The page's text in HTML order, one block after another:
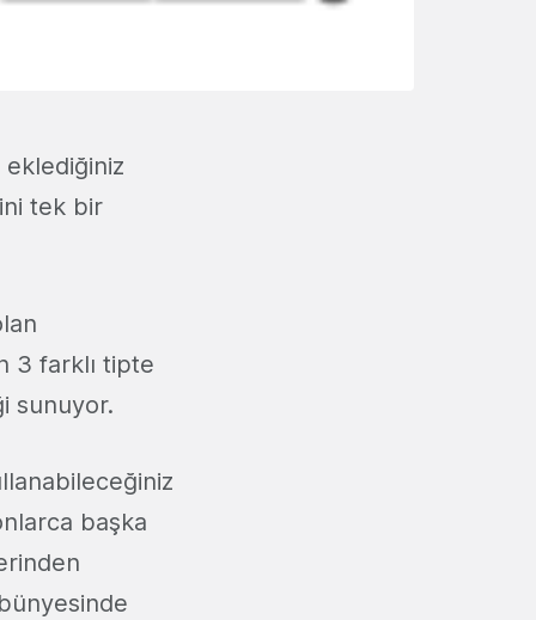
eklediğiniz
tek bir
3 farklı tipte
sunuyor.
başka